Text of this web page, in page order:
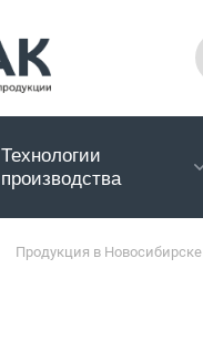
Технологии
производства
Продукция в Новосибирске